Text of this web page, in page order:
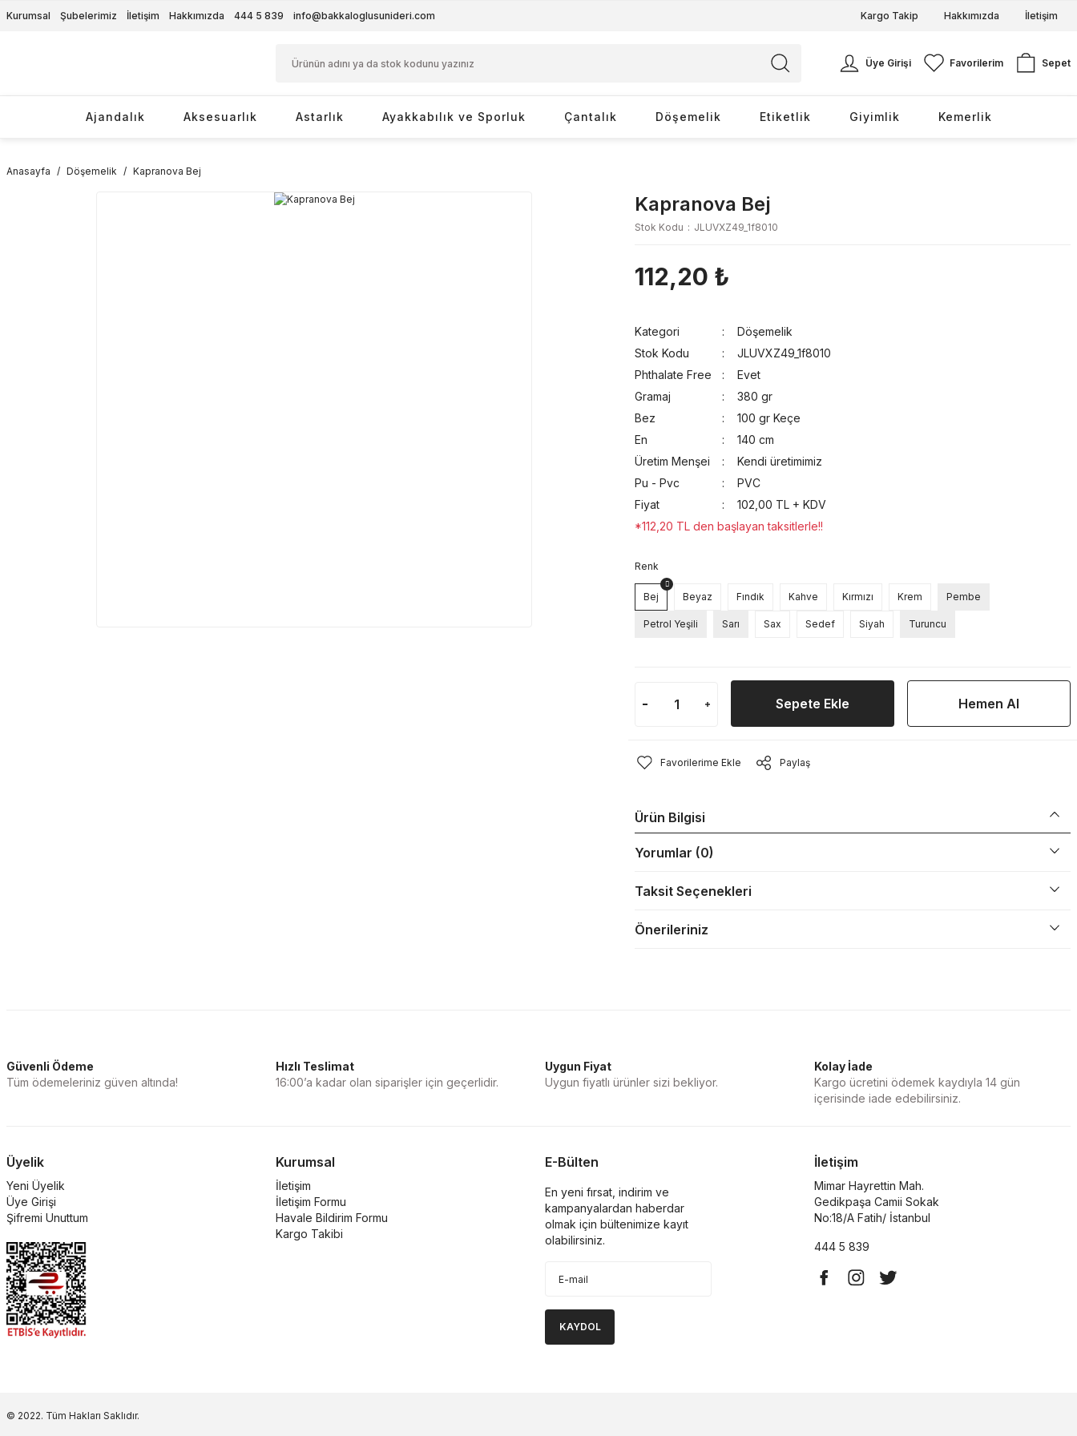
Kurumsal Şubelerimiz İletişim Hakkımızda 444 5 839 info@bakkaloglusunideri.com Kargo Takip Hakkımızda İletişim
Üye Girişi Favorilerim Sepet
Ajandalık Aksesuarlık Astarlık Ayakkabılık ve Sporluk Çantalık Döşemelik Etiketlik Giyimlik Kemerlik
Anasayfa Döşemelik Kapranova Bej
Kapranova Bej
Stok Kodu JLUVXZ49_1f8010
112,20 ₺
Kategori
Döşemelik
Stok Kodu
JLUVXZ49_1f8010
Phthalate Free
Evet
Gramaj
380 gr
Bez
100 gr Keçe
En
140 cm
Üretim Menşei
Kendi üretimimiz
Pu - Pvc
PVC
Fiyat
102,00 TL + KDV
*112,20 TL den başlayan taksitlerle!!
Renk
Bej Beyaz Fındık Kahve Kırmızı Krem Pembe
Petrol Yeşili Sarı Sax Sedef Siyah Turuncu
Sepete Ekle Hemen Al
Paylaş
Ürün Bilgisi
Yorumlar (0)
Taksit Seçenekleri
Önerileriniz
Güvenli Ödeme
Tüm ödemeleriniz güven altında!
Hızlı Teslimat
16:00’a kadar olan siparişler için geçerlidir.
Uygun Fiyat
Uygun fiyatlı ürünler sizi bekliyor.
Kolay İade
Kargo ücretini ödemek kaydıyla 14 gün
içerisinde iade edebilirsiniz.
Üyelik
Yeni Üyelik
Üye Girişi
Şifremi Unuttum
Kurumsal
İletişim
İletişim Formu
Havale Bildirim Formu
Kargo Takibi
E-Bülten
En yeni fırsat, indirim ve
kampanyalardan haberdar
olmak için bültenimize kayıt
olabilirsiniz.
KAYDOL
İletişim
Mimar Hayrettin Mah.
Gedikpaşa Camii Sokak
No:18/A Fatih/ İstanbul
444 5 839
© 2022. Tüm Hakları Saklıdır.